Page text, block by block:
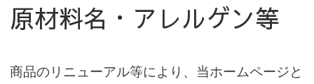
原材料名・アレルゲン等
商品のリニューアル等により、当ホームページと